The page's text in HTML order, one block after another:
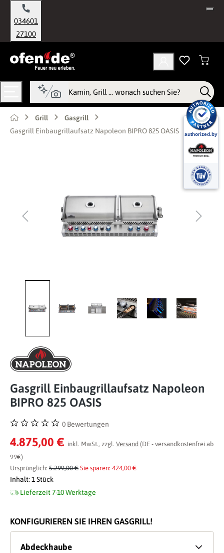
springen
034601
27100
Grill
Gasgrill
Gasgrill Einbaugrillaufsatz Napoleon BIPRO 825 OASIS
Gasgrill Einbaugrillaufsatz Napoleon
BIPRO 825 OASIS
Durchschnittliche Bewertung von 0 von 5 Sternen
0 Bewertungen
4.875,00 € inkl. MwSt., zzgl. Versand (DE - versandkostenfrei ab
99€)
Ursprünglich: 5.299,00 € Sie sparen: 424,00 €
Inhalt: 1 Stück
Lieferzeit 7-10 Werktage
KONFIGURIEREN SIE IHREN GASGRILL!
Abdeckhaube